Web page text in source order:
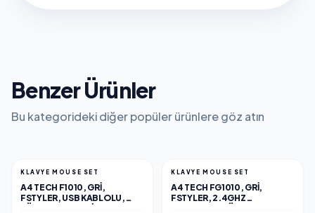
Benzer Ürünler
Bu kategorideki diğer popüler ürünlere göz atın
KLAVYE MOUSE SET
A4 TECH F1010, GRI,
FSTYLER, USB KABLOLU,
KLAVYE MOUSE SET
A4 TECH FG1010, GRI,
FSTYLER, 2.4GHZ